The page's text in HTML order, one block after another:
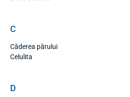
C
Căderea părului
Celulita
D